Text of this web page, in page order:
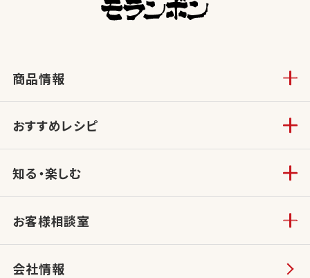
商品情報
おすすめレシピ
知る・楽しむ
お客様相談室
会社情報